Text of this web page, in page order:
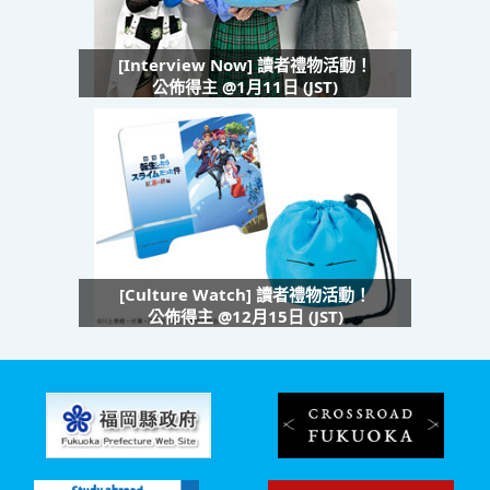
[Interview Now] 讀者禮物活動！
公佈得主 @1月11日 (JST)
[Culture Watch] 讀者禮物活動！
公佈得主 @12月15日 (JST)